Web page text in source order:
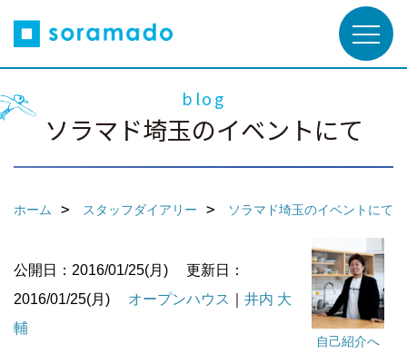
blog
ソラマド埼玉のイベントにて
ホーム スタッフダイアリー ソラマド埼玉のイベントにて
自己紹介へ
公開日：2016/01/25(月)
更新日：
2016/01/25(月)
オープンハウス
井内 大
輔